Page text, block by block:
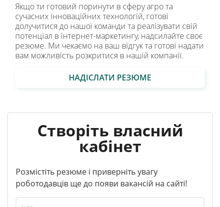
Якщо ти готовий поринути в сферу агро та
сучасних інноваційних технологій, готові
долучитися до нашої команди та реалізувати свій
потенціал в інтернет-маркетингу, надсилайте своє
резюме. Ми чекаємо на ваш відгук та готові надати
вам можливість розкритися в нашій компанії.
НАДІСЛАТИ РЕЗЮМЕ
Створіть власний
кабінет
Розмістіть резюме і приверніть увагу
роботодавців ще до появи вакансій на сайті!